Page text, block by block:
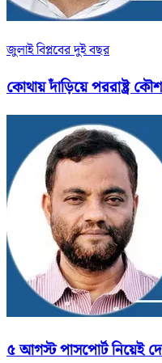
জুলাই বিপ্লবের দুই বছর
কোথায় দাঁড়িয়ে পররাষ্ট্র
৫ আগস্ট পাসপোর্ট নিয়েই